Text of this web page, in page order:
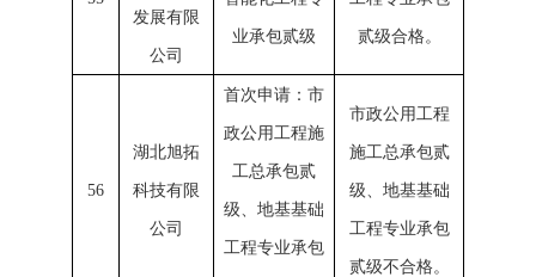
发展有限
公司
业承包贰级 贰级合格。
56
湖北旭拓
科技有限
公司
首次申请：市
政公用工程施
工总承包贰
级、地基基础
工程专业承包
市政公用工程
施工总承包贰
级、地基基础
工程专业承包
贰级不合格。